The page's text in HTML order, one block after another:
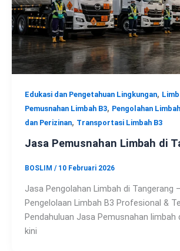
Edukasi dan Pengetahuan Lingkungan,
Pemusnahan Limbah B3, Pengolahan
dan Perizinan, Transportasi Limbah B3
Jasa Pemusnahan Limbah di
BOSLIM / 10 Februari 2026
Jasa Pengolahan Limbah di Tangerang
Pengelolaan Limbah B3 Profesional &
Pendahuluan Jasa Pemusnahan limbah
kini